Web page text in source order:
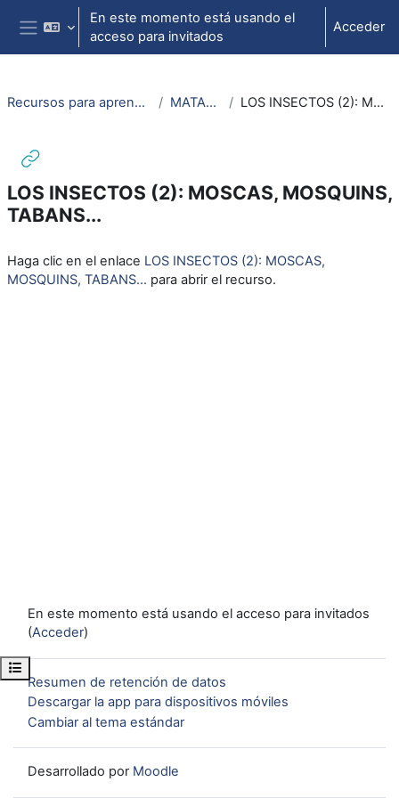
Salta al contenido principal
Panel lateral
En este momento está usando el
acceso para invitados
Acceder
Abrir índice del curso
Recursos para aprendizaje de lengua aragonesa MATAS Y ANIMALS LOS INSECTOS (2): MOSCAS, MOSQUINS, TABANS...
LOS INSECTOS (2): MOSCAS, MOSQUINS,
TABANS...
Haga clic en el enlace LOS INSECTOS (2): MOSCAS,
MOSQUINS, TABANS... para abrir el recurso.
En este momento está usando el acceso para invitados
(Acceder)
Resumen de retención de datos
Descargar la app para dispositivos móviles
Cambiar al tema estándar
Desarrollado por Moodle